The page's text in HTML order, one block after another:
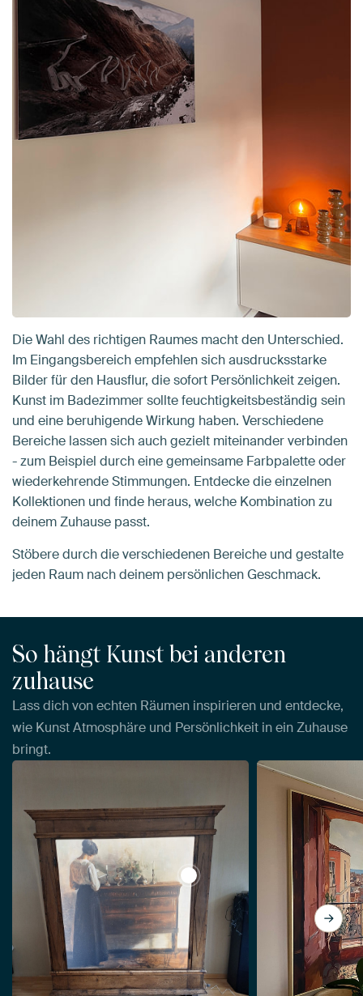
Die Wahl des richtigen Raumes macht den Unterschied.
Im Eingangsbereich empfehlen sich ausdrucksstarke
Bilder für den Hausflur, die sofort Persönlichkeit zeigen.
Kunst im Badezimmer sollte feuchtigkeitsbeständig sein
und eine beruhigende Wirkung haben. Verschiedene
Bereiche lassen sich auch gezielt miteinander verbinden
- zum Beispiel durch eine gemeinsame Farbpalette oder
wiederkehrende Stimmungen. Entdecke die einzelnen
Kollektionen und finde heraus, welche Kombination zu
deinem Zuhause passt.
Stöbere durch die verschiedenen Bereiche und gestalte
jeden Raum nach deinem persönlichen Geschmack.
So hängt Kunst bei anderen
zuhause
Lass dich von echten Räumen inspirieren und entdecke,
wie Kunst Atmosphäre und Persönlichkeit in ein Zuhause
bringt.
View Interieur mit der Frau